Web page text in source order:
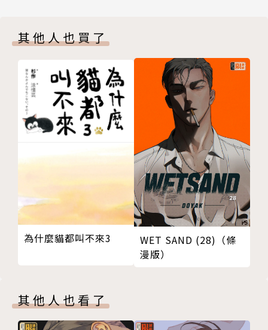
www.facebook.com/selenacomic
漫畫單行本：《糖罐裡的甜甜圈》《娃娃五線譜》全2
集、《白夜夢幻曲》全3集、《玻璃鞋之約》全2集、
《難纏俏姑娘》全1集、《花縴》全2集、《焚月》全5
集、《星之衣☆羽之紗Eternity》全3集、《不全才
女》全3集、《藍雪花》全3集、《童話DOREMI-千皮
獸‧小紅帽-》全1集、《童話DOREMI-森林奇緣‧青
蛙王子-》全1集、《9月1日 天氣晴》全3集、《花開
千年》第1-2集。
繪本系列：《畫夢粉蠟筆》《畫夢戀天使 海與天空的
教學書系列：《林青慧的漫畫教室》《林青慧的色鉛筆
應用教室》《林青慧的漫畫彩繪教室》
其他人也買了
為什麼貓都叫不來3
WET SAND (28)（條
漫版）
其他人也看了